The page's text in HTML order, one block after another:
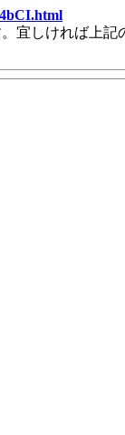
宜しければ上